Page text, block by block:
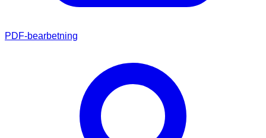
PDF-bearbetning